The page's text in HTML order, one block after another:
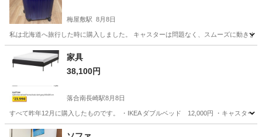
梅屋敷駅 8月8日
私は北海道へ旅行した時に購入しました。 キャスターは問題なく、スムーズに動きま
大田区 梅屋敷駅
家具
38,100円
落合南長崎駅8月8日
すべて昨年12月に購入したものです。 ・IKEA ダブルベッド 12,000円 ・キャスタ
東京 新宿区